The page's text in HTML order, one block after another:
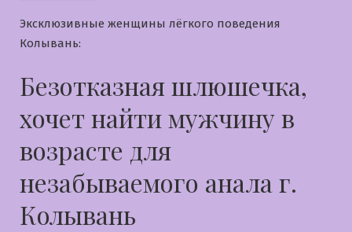
Эксклюзивные женщины лёгкого поведения
Колывань:
Безотказная шлюшечка,
хочет найти мужчину в
возрасте для
незабываемого анала г.
Колывань